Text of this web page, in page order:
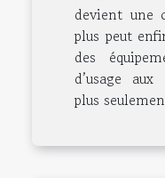
devient une
plus peut
des
d’usage
plus